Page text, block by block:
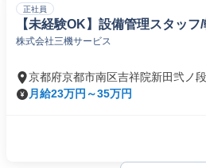
正社員
【未経験OK】設備管理スタッフ
株式会社三機サービス
京都府京都市南区吉祥院新田弐ノ
月給23万円～35万円